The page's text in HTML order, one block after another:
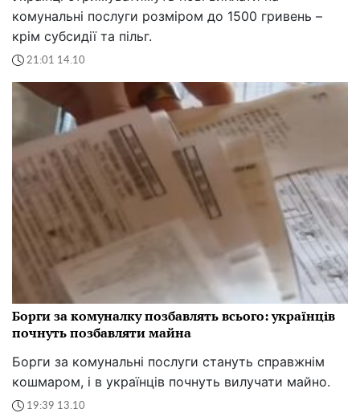
комунальні послуги розміром до 1500 гривень –
крім субсидії та пільг.
21:01 14.10
Борги за комуналку позбавлять всього: українців
почнуть позбавляти майна
Борги за комунальні послуги стануть справжнім
кошмаром, і в українців почнуть вилучати майно.
19:39 13.10